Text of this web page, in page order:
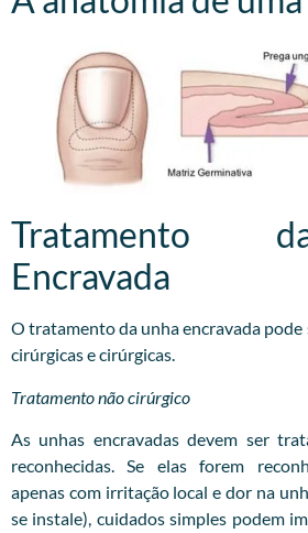
Tratamento
Encravada
O tratamento da unha encravada
cirúrgicas e cirúrgicas.
Tratamento não cirúrgico
As unhas encravadas devem ser
reconhecidas. Se elas forem
apenas com irritação local e dor na
se instale), cuidados simples podem